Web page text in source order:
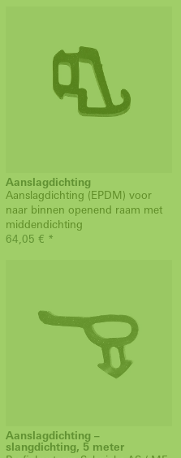
Aanslagdichting
Aanslagdichting (EPDM) voor
naar binnen openend raam met
middendichting
64,05 € *
Aanslagdichting –
slangdichting, 5 meter